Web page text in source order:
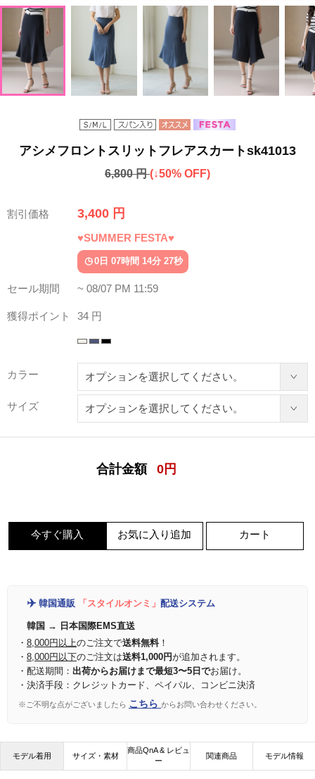
アシメフロントスリットフレアスカートsk41013
6,800 円(↓50% OFF)
割引価格 3,400 円
♥SUMMER FESTA♥
0日 07時間 14分 22秒
セール期間 ~ 08/07 PM 11:59
獲得ポイント 34 円
カラー
サイズ
合計金額 0 円
今すぐ購入 お気に入り追加 カート
✈️ 韓国通販 「スタイルオンミ」 配送システム
韓国 → 日本国際EMS直送
・ 8,000円以上のご注文で送料無料！
・ 8,000円以下のご注文は送料1,000円が追加されます。
・配送期間： 出荷からお届けまで最短3〜5日でお届け。
・決済手段：クレジットカード、ペイパル、コンビニ決済
※ご不明な点がございましたら こちら からお問い合わせください。
モデル着用 サイズ・素材
商品QnA & レビュ
ー
関連商品 モデル情報